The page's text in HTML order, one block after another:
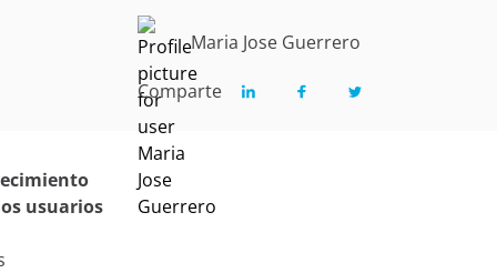
Maria Jose Guerrero
Comparte
usuarios